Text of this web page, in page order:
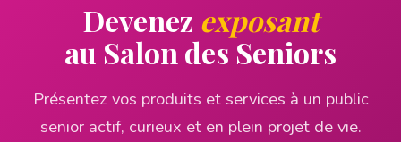
Devenez exposant
au Salon des Seniors
Présentez vos produits et services à un public
senior actif, curieux et en plein projet de vie.